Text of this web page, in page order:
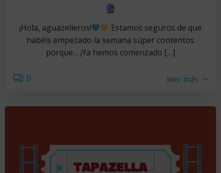
¡Hola, aguazelleros!
Estamos seguros de que
habéis empezado la semana súper contentos
porque… ¡Ya hemos comenzado […]
0 leer más